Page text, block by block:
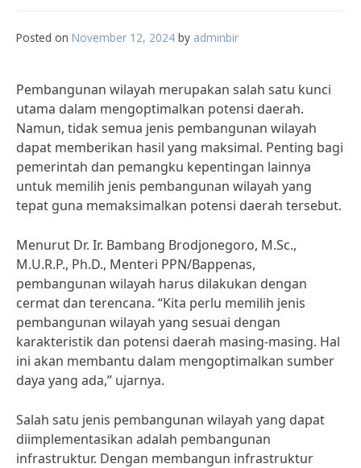
Posted on November 12, 2024 by adminbir
Pembangunan wilayah merupakan salah satu kunci
utama dalam mengoptimalkan potensi daerah.
Namun, tidak semua jenis pembangunan wilayah
dapat memberikan hasil yang maksimal. Penting bagi
pemerintah dan pemangku kepentingan lainnya
untuk memilih jenis pembangunan wilayah yang
tepat guna memaksimalkan potensi daerah tersebut.
Menurut Dr. Ir. Bambang Brodjonegoro, M.Sc.,
M.U.R.P., Ph.D., Menteri PPN/Bappenas,
pembangunan wilayah harus dilakukan dengan
cermat dan terencana. “Kita perlu memilih jenis
pembangunan wilayah yang sesuai dengan
karakteristik dan potensi daerah masing-masing. Hal
ini akan membantu dalam mengoptimalkan sumber
daya yang ada,” ujarnya.
Salah satu jenis pembangunan wilayah yang dapat
diimplementasikan adalah pembangunan
infrastruktur. Dengan membangun infrastruktur